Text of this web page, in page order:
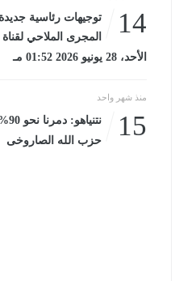
14
توجيهات رئاسية
المجرى الملاحي
الأحد، 28 يونيو 2026 01:52 مـ
منذ شهر واحد
15
حزب الله الصاروخى